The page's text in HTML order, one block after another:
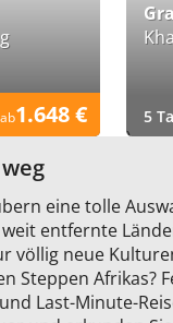
ab1.648 €
5
)
eine tolle
entfernte
völlig neue
Steppen
Last-Minute-